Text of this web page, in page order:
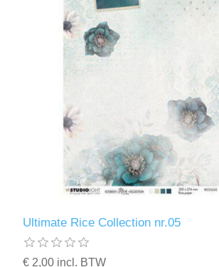
Ultimate Rice Collection nr.05
€ 2,00 incl. BTW